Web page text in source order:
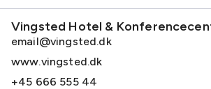
Vingsted Hotel &
email@vingsted.dk
www.vingsted.dk
+45 666 555 44